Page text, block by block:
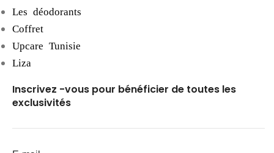
Les déodorants
Coffret
Upcare Tunisie
Liza
Inscrivez -vous pour bénéficier de toutes les
exclusivités